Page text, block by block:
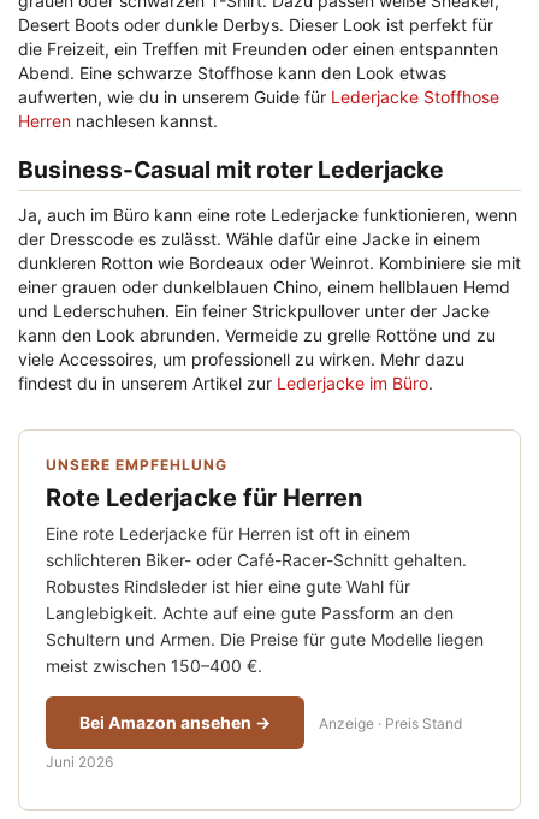
Desert Boots oder dunkle Derbys. Dieser Look ist perfekt für
die Freizeit, ein Treffen mit Freunden oder einen entspannten
Abend. Eine schwarze Stoffhose kann den Look etwas
aufwerten, wie du in unserem Guide für Lederjacke Stoffhose
Herren nachlesen kannst.
Business-Casual mit roter Lederjacke
Ja, auch im Büro kann eine rote Lederjacke funktionieren, wenn
der Dresscode es zulässt. Wähle dafür eine Jacke in einem
dunkleren Rotton wie Bordeaux oder Weinrot. Kombiniere sie mit
einer grauen oder dunkelblauen Chino, einem hellblauen Hemd
und Lederschuhen. Ein feiner Strickpullover unter der Jacke
kann den Look abrunden. Vermeide zu grelle Rottöne und zu
viele Accessoires, um professionell zu wirken. Mehr dazu
findest du in unserem Artikel zur Lederjacke im Büro.
UNSERE EMPFEHLUNG
Rote Lederjacke für Herren
Eine rote Lederjacke für Herren ist oft in einem
schlichteren Biker- oder Café-Racer-Schnitt gehalten.
Robustes Rindsleder ist hier eine gute Wahl für
Langlebigkeit. Achte auf eine gute Passform an den
Schultern und Armen. Die Preise für gute Modelle liegen
meist zwischen 150–400 €.
Bei Amazon ansehen → Anzeige · Preis Stand
Juni 2026